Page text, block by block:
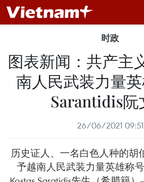
时政
图表新闻：共产主
南人民武装力量
Sarantidis阮
26/06/2021 09:51
历史证人、一名白色人种的胡
予越南人民武装力量英雄称